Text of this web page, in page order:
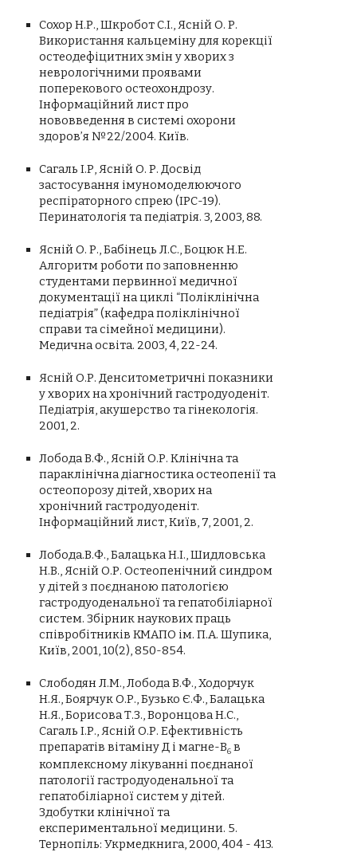
Сохор Н.Р., Шкробот С.І., Ясній О. Р.
Використання кальцеміну для корекції
остеодефіцитних змін у хворих з
неврологічними проявами
поперекового остеохондрозу.
Інформаційний лист про
нововведення в системі охорони
здоров’я №22/2004. Київ.
Сагаль І.Р, Ясній О. Р. Досвід
застосування імуномоделюючого
респіраторного спрею (ІРС-19).
Перинатологія та педіатрія. 3, 2003, 88.
Ясній О. Р., Бабінець Л.С., Боцюк Н.Е.
Алгоритм роботи по заповненню
студентами первинної медичної
документації на циклі “Поліклінічна
педіатрія” (кафедра поліклінічної
справи та сімейної медицини).
Медична освіта. 2003, 4, 22-24.
Ясній О.Р. Денситометричні показники
у хворих на хронічний гастродуоденіт.
Педіатрія, акушерство та гінекологія.
2001, 2.
Лобода В.Ф., Ясній О.Р. Клінічна та
параклінічна діагностика остеопенії та
остеопорозу дітей, хворих на
хронічний гастродуоденіт.
Інформаційний лист, Київ, 7, 2001, 2.
Лобода.В.Ф., Балацька Н.І., Шидловська
Н.В., Ясній О.Р. Остеопенічний синдром
у дітей з поєднаною патологією
гастродуоденальної та гепатобіліарної
систем. Збірник наукових праць
співробітників КМАПО ім. П.А. Шупика,
Київ, 2001, 10(2), 850-854.
Слободян Л.М., Лобода В.Ф., Ходорчук
Н.Я., Боярчук О.Р., Бузько Є.Ф., Балацька
Н.Я., Борисова Т.З., Воронцова Н.С.,
Сагаль І.Р., Ясній О.Р. Ефективність
препаратів вітаміну Д і магне-В6 в
комплексному лікуванні поєднаної
патології гастродуоденальної та
гепатобіліарної систем у дітей.
Здобутки клінічної та
експериментальної медицини. 5.
Тернопіль: Укрмедкнига, 2000, 404 - 413.